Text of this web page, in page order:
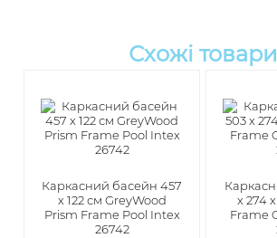
Схожі товари
Каркасний басейн 457
х 122 см GreyWood
Prism Frame Pool Intex
26742
x 274
Frame